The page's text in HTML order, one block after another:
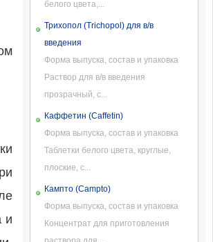
и
белого цвета,...
Трихопол (Trichopol) для в/в
введения
Форма выпуска, состав и упаковка
Раствор для в/в введения
прозрачный, с...
Каффетин (Caffetin)
Форма выпуска, состав и упаковка
Таблетки белого цвета, круглые,
плоские, с...
Кампто (Campto)
Форма выпуска, состав и упаковка
Концентрат для приготовления